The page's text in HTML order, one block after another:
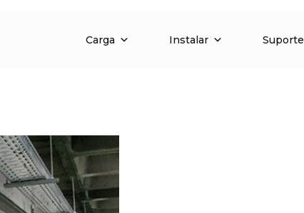
Carga Instalar Suporte